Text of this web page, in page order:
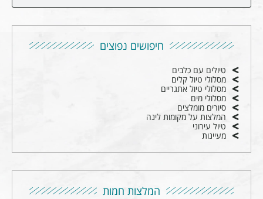
חיפושים נפוצים
טיולים עם כלבים
מסלולי טיול קלים
מסלולי טיול אתגריים
מסלולי מים
סיורים מומלצים
המלצות על מקומות לינה
טיול עירוני
מעיינות
המלצות חמות